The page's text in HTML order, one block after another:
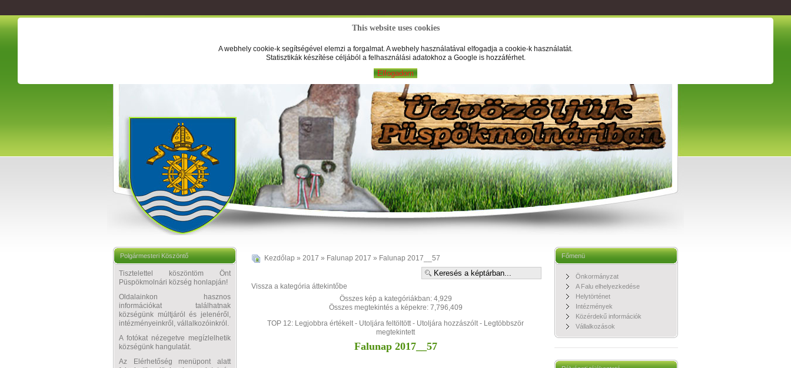
This website uses cookies
A webhely cookie-k segítségével elemzi a forgalmat. A webhely használatával elfogadja a cookie-k használatát.
Statisztikák készítése céljából a felhasználási adatokhoz a Google is hozzáférhet.
Elfogadom
Polgármesteri Köszöntő
Tisztelettel köszöntöm Önt
Püspökmolnári község honlapján!
Oldalainkon hasznos
információkat találhatnak
községünk múltjáról és jelenéről,
intézményeinkről, vállalkozóinkról.
A fotókat nézegetve megízlelhetik
községünk hangulatát.
Az Elérhetőség menüpont alatt
Kezdőlap » 2017 » Falunap 2017 » Falunap 2017__57
Vissza a kategória áttekintőbe
Összes kép a kategóriákban: 4,929
Összes megtekintés a képekre: 7,796,409
TOP 12: Legjobbra értékelt - Utoljára feltöltött - Utoljára hozzászólt - Legtöbbször
megtekintett
Falunap 2017__57
Főmenü
Önkormányzat
A Falu elhelyezkedése
Helytörténet
Intézmények
Közérdekű információk
Vállalkozások